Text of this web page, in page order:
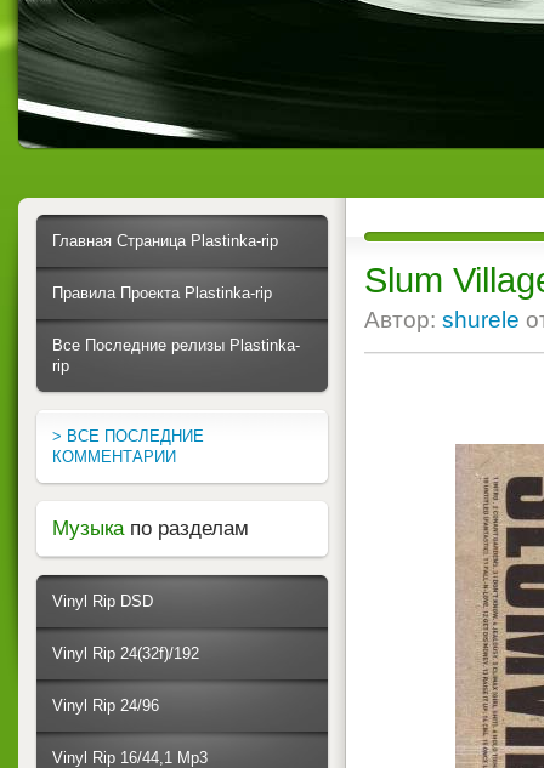
Slum
Автор: shurele
Главная Страница Plastinka-rip
Правила Проекта Plastinka-rip
Все Последние релизы Plastinka-
rip
> ВСЕ ПОСЛЕДНИЕ
КОММЕНТАРИИ
Музыка по разделам
Vinyl Rip DSD
Vinyl Rip 24(32f)/192
Vinyl Rip 24/96
Vinyl Rip 16/44,1 Mp3